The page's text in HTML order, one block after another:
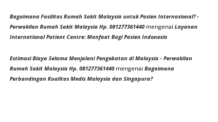
Bagaimana Fasilitas Rumah Sakit Malaysia untuk Pasien Internasional? -
Perwakilan Rumah Sakit Malaysia Hp. 081277361440 mengenai Layanan
International Patient Centre: Manfaat Bagi Pasien Indonesia
Estimasi Biaya Selama Menjalani Pengobatan di Malaysia - Perwakilan
Rumah Sakit Malaysia Hp. 081277361440 mengenai Bagaimana
Perbandingan Kualitas Medis Malaysia dan Singapura?